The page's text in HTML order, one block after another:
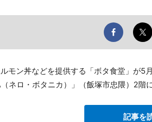
モン丼などを提供する「ボタ食堂」が5
ネロ・ボタニカ）」（飯塚市忠隈）2階
記事を